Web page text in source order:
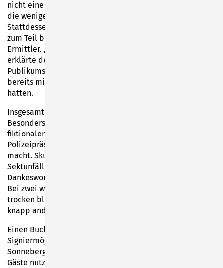
nicht eine einzige Leiche im Mittelpunkt stand, staunten
die wenigen Vorndran-Neulinge nicht schlecht.
Stattdessen erhielten die Zuhörer heitere, skurrile und
zum Teil bitterböse Einblicke in das Miteinander der
Ermittler. „Lesen sollt ihr das Buch schließlich selbst“,
erklärte der Autor sein Vorgehen. Der Großteil des
Publikums outete sich als Wiederholungstäter, die
bereits mindestens eine Lesung des Autors besucht
hatten.
Insgesamt drei Leseabschnitte trug Vorndran vor.
Besonders gut kam die Verabschiedungsfeier des
fiktionalen Charakters Andrea Ornello an, die das
Polizeipräsidium verlässt und Platz für eine neue Figur
macht. Skurrile Abschiedsgeschenke, verrückte
Sektunfälle und vom Polizeichef schlecht gereimte
Dankesworte sorgten für schallendes Gelächter im Saal.
Bei zwei weiteren Passagen, während derer kein Auge
trocken blieb, und einer doppelten Zugabe verging die
knapp anderthalbstündige Lesung im Nu.
Einen Buchverkauf mit anschließender
Signiermöglichkeit durch den Autor wurde von der
Sonneberger Buchhandlung organisiert. Mehr als zwanzig
Gäste nutzten die Gunst der Stunde, um ein Buch mit